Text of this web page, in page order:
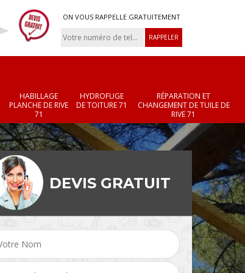
ON VOUS RAPPELLE GRATUITEMENT
HABILLAGE
PLANCHE DE RIVE
71
HYDROFUGE
DE TOITURE 71
RÉPARATION ET
CHANGEMENT DE TUILE DE
RIVE 71
Changement de velux
71
Réparation et
changement de
et faîtage 71
DEVIS GRATUIT